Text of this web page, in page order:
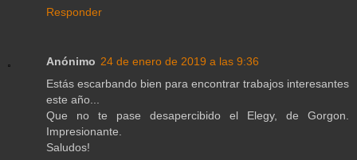
Responder
Anónimo 24 de enero de 2019 a las 9:36
Estás escarbando bien para encontrar trabajos interesantes
este año...
Que no te pase desapercibido el Elegy, de Gorgon.
Impresionante.
Saludos!